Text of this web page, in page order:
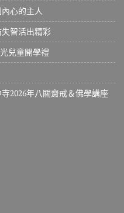
心的主人
智活出精彩
兒童開學禮
2026年八關齋戒＆佛學講座